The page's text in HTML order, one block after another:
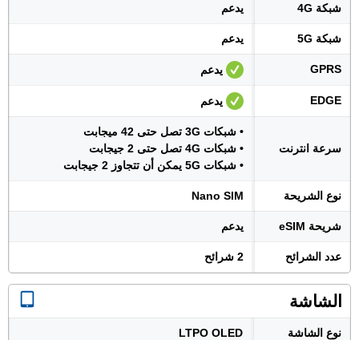
شبكة 4G يدعم
شبكة 5G يدعم
GPRS يدعم
EDGE يدعم
سرعة انترنت
• شبكات 3G تصل حتى 42 ميجابت
• شبكات 4G تصل حتى 2 جيجابت
• شبكات 5G يمكن أن تتجاوز 2 جيجابت
نوع الشريحة Nano SIM
شريحة eSIM يدعم
عدد الشرائح 2 شرائح
الشاشة
نوع الشاشة LTPO OLED